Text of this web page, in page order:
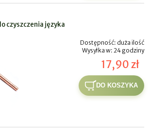
czyszczenia języka
Dostępność: duża ilość
Wysyłka w: 24 godziny
17,90 zł
DO KOSZYKA